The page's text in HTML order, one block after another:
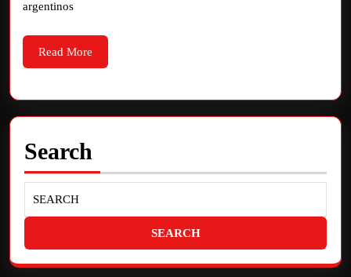
argentinos
Read More
Search